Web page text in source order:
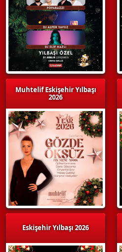
Muhtelif Eskişehir Yılbaşı
2026
Eskişehir Yılbaşı 2026